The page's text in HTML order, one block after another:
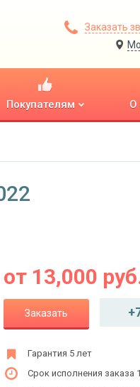
Заказать
Покупателям О
от 13,000
Заказать
Гарантия 5 лет
Срок исполнения заказа